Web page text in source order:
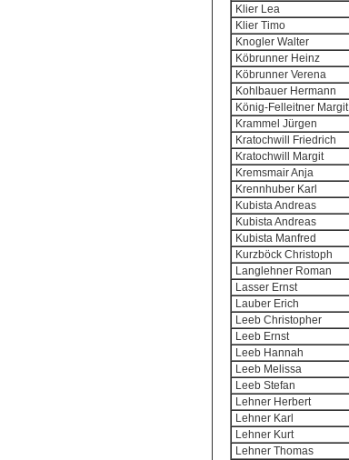
Klier Lea
Klier Timo
Knogler Walter
Köbrunner Heinz
Köbrunner Verena
Kohlbauer Hermann
König-Felleitner Margit
Krammel Jürgen
Kratochwill Friedrich
Kratochwill Margit
Kremsmair Anja
Krennhuber Karl
Kubista Andreas
Kubista Andreas
Kubista Manfred
Kurzböck Christoph
Langlehner Roman
Lasser Ernst
Lauber Erich
Leeb Christopher
Leeb Ernst
Leeb Hannah
Leeb Melissa
Leeb Stefan
Lehner Herbert
Lehner Karl
Lehner Kurt
Lehner Thomas